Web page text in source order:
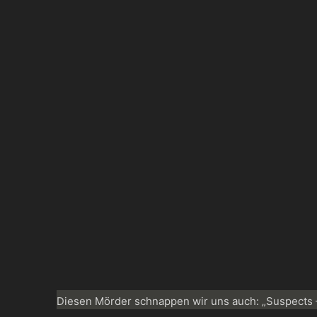
Diesen Mörder schnappen wir uns auch: „Suspects